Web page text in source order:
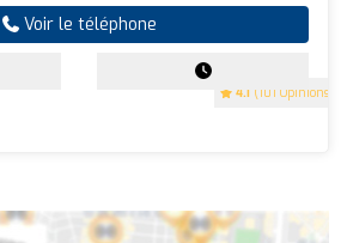
4.1 (101 Opinions)
Voir le téléphone